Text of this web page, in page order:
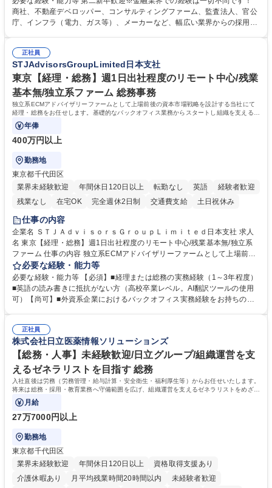
テーションを経て適性や専門性に応じたキャリアを形成していただきま
す。総合職として入社いただき、下記いずれかの部門でご活躍いただきま
ート・ナレッジ業務 ※それぞれの業務内容に関しては、別途その他労働条
件備考欄に記載 募集職種 【総合職/ポテンシャル採用(第2新卒)】投融資一
体型のソリューション提案
商社、不動産デベロッパー、コンサルティングファーム、監査法人、官公
庁、インフラ（電力、ガス等）、メーカーなど、幅広い業界からの採用実
く高い志を併せもった人材を求めています。ポテンシャル採用（第2新
卒）では、金融業界での経験や知識を問いません。新たな時代を見据え
て、複雑化する社会課題の解決に向けて先鞭をつける役割を担いたい、と
いう気概をお持ちの方を心待ちにしています。 学歴・資格 学歴：大学院
大学 語学力： 資格：
正社員
STJAdvisorsGroupLimited日本支社
東京【経理・総務】週1日出社程度のリモート中心/残業
基本無/独立系ファーム 総務事務
独立系ECMアドバイザリーファームとして上場前後の資本市場戦略を設計する当社にて
経理・総務をお任せします。基礎的なバックオフィス業務からスタートし組織を支える専
任担当として広く活躍できる環境です。
年俸
400万円以上
勤務地
東京都千代田区
業界未経験歓迎
年間休日120日以上 転勤なし 英語
経験者歓迎
残業なし
在宅OK 完全週休2日制 交通費支給 土日祝休み
仕事の内容
企業名 ＳＴＪＡｄｖｉｓｏｒｓＧｒｏｕｐＬｉｍｉｔｅｄ日本支社 求人
名 東京【経理・総務】週1日出社程度のリモート中心/残業基本無/独立系
ファーム 仕事の内容 独立系ECMアドバイザリーファームとして上場前後
の資本市場戦略を設計する当社にて経理・総務をお任せします。基礎的な
バックオフィス業務からスタートし組織を支える専任担当として広く活躍
できる環境です。 ■日常経理、月次および年次決算サポート業務 ■本国
（グローバル）との英文メール対応（AI翻訳ツール等を使用しての対応で
業務をお任せします。残業も基本的には発生せず、ご自身のペースで業務
を進めやすく定着率の高い環境です。 募集職種 東京【経理・総務】週1日
出社程度のリモート中心/残業基本無/独立系ファーム
必要な経験・能力等
必要な経験・能力等 【必須】■経理または総務の実務経験（1～3年程度）
■英語の読み書きに抵抗がない方（高校卒業レベル。AI翻訳ツールの使用
可）【尚可】■外資系企業におけるバックオフィス実務経験をお持ちの方
【働き方について】現在は週4日程度の在宅勤務を実施しており、ワーク
ライフバランスを重視する方に最適な環境です（フルリモートも面接で相
談可）。【求める人物像】幅広いバックオフィス業務に柔軟に対応でき、
社内外と円滑にコミュニケーションを取りながら業務を推進できる方 学
歴・資格 学歴：大学院 大学 高専 短大 専修学校 高校 語学力： 資格：
正社員
株式会社日立医薬情報ソリューションズ
【総務・人事】未経験歓迎/日立グループ/組織運営を支
えるゼネラリストを目指す 総務
入社直後は労務（労務管理・給与計算・安全衛生・福利厚生等）からお任せいたします。
将来は総務・採用・教育業務へ守備範囲を広げ、組織運営を支えるゼネラリストをめざせ
ます。
月給
27万7000円以上
勤務地
東京都千代田区
業界未経験歓迎
年間休日120日以上
資格取得支援あり
介護休暇あり
月平均残業時間20時間以内
未経験者歓迎